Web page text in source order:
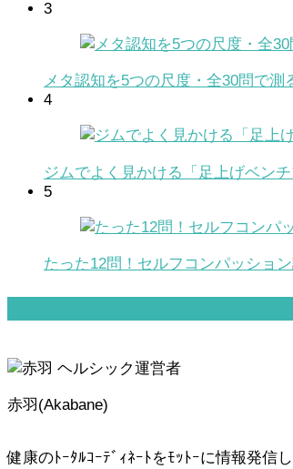
3
メタ認知を5つの尺度・全30問で測
4
ジムでよく見かける「足上げベン
5
たった12問！セルフコンパッショ
赤羽(Akabane)
健康のﾄｰﾀﾙｺｰﾃﾞｨﾈｰﾄをﾓｯﾄｰに情報発信